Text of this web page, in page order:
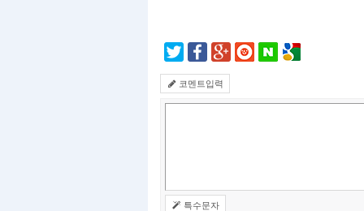
코멘트입력
특수문자